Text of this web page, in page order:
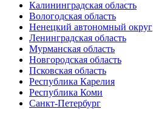
Калининградская область
Вологодская область
Ненецкий автономный округ
Ленинградская область
Мурманская область
Новгородская область
Псковская область
Республика Карелия
Республика Коми
Санкт-Петербург